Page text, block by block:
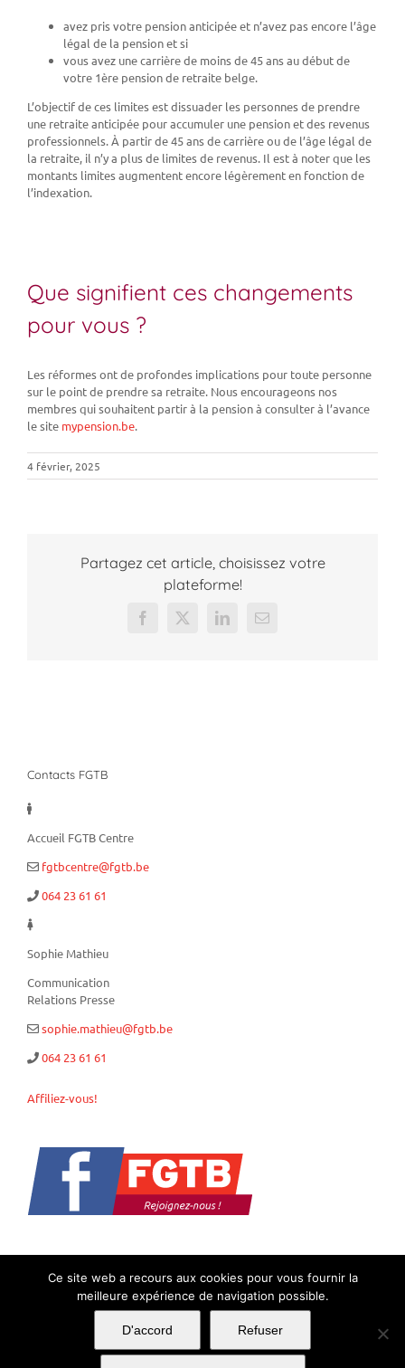
avez pris votre pension anticipée et n’avez pas encore l’âge
légal de la pension et si
vous avez une carrière de moins de 45 ans au début de
votre 1ère pension de retraite belge.
L’objectif de ces limites est dissuader les personnes de prendre
une retraite anticipée pour accumuler une pension et des revenus
professionnels. À partir de 45 ans de carrière ou de l’âge légal de
la retraite, il n’y a plus de limites de revenus. Il est à noter que les
montants limites augmentent encore légèrement en fonction de
l’indexation.
Que signifient ces changements
pour vous ?
Les réformes ont de profondes implications pour toute personne
sur le point de prendre sa retraite. Nous encourageons nos
membres qui souhaitent partir à la pension à consulter à l’avance
le site mypension.be.
4 février, 2025
Partagez cet article, choisissez votre
plateforme!
Facebook
X LinkedInEmail
Contacts FGTB
Accueil FGTB Centre
fgtbcentre@fgtb.be
064 23 61 61
Sophie Mathieu
Communication
Relations Presse
sophie.mathieu@fgtb.be
064 23 61 61
Affiliez-vous!
Copyright 2018 FGTB - Centre | Politique de confidentialité
Légales| Tous droits réservés
Ce site web a recours aux cookies pour vous fournir la
meilleure expérience de navigation possible.
D'accord Refuser